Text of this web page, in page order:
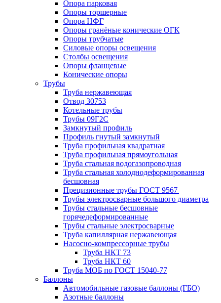
Опора парковая
Опоры торшерные
Опора НФГ
Опоры гранёные конические ОГК
Опоры трубчатые
Силовые опоры освещения
Столбы освещения
Опоры фланцевые
Конические опоры
Трубы
Труба нержавеющая
Отвод 30753
Котельные трубы
Трубы 09Г2С
Замкнутый профиль
Профиль гнутый замкнутый
Труба профильная квадратная
Труба профильная прямоугольная
Труба стальная водогазопроводная
Труба стальная холоднодеформированная
бесшовная
Прецизионные трубы ГОСТ 9567
Трубы электросварные большого диаметра
Трубы стальные бесшовные
горячедеформированные
Трубы стальные электросварные
Труба капиллярная нержавеющая
Насосно-компрессорные трубы
Труба НКТ 73
Труба НКТ 60
Труба МОБ по ГОСТ 15040-77
Баллоны
Автомобильные газовые баллоны (ГБО)
Азотные баллоны